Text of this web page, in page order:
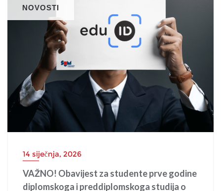
NOVOSTI
14 siječnja, 2026
VAŽNO! Obavijest za studente prve godine
diplomskoga i preddiplomskoga studija o